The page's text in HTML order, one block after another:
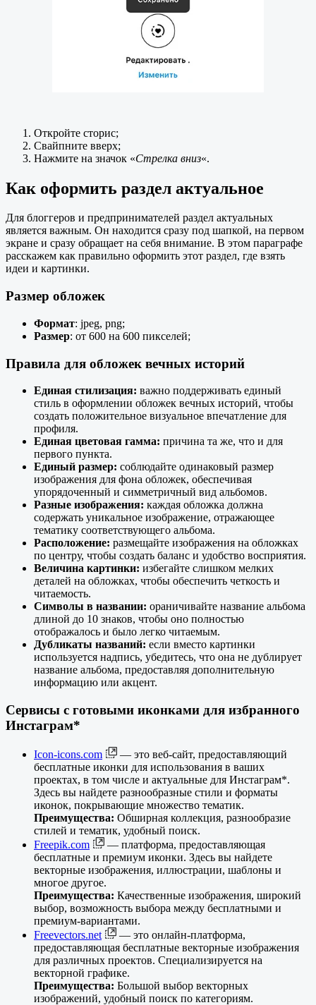
Откройте сторис;
Свайпните вверх;
Нажмите на значок «Стрелка вниз«.
Как оформить раздел актуальное
Для блоггеров и предпринимателей раздел актуальных
является важным. Он находится сразу под шапкой, на первом
экране и сразу обращает на себя внимание. В этом параграфе
расскажем как правильно оформить этот раздел, где взять
идеи и картинки.
Размер обложек
Формат: jpeg, png;
Размер: от 600 на 600 пикселей;
Правила для обложек вечных историй
Единая стилизация: важно поддерживать единый
стиль в оформлении обложек вечных историй, чтобы
создать положительное визуальное впечатление для
профиля.
Единая цветовая гамма: причина та же, что и для
первого пункта.
Единый размер: соблюдайте одинаковый размер
изображения для фона обложек, обеспечивая
упорядоченный и симметричный вид альбомов.
Разные изображения: каждая обложка должна
содержать уникальное изображение, отражающее
тематику соответствующего альбома.
Расположение: размещайте изображения на обложках
по центру, чтобы создать баланс и удобство восприятия.
Величина картинки: избегайте слишком мелких
деталей на обложках, чтобы обеспечить четкость и
читаемость.
Символы в названии: ораничивайте название альбома
длиной до 10 знаков, чтобы оно полностью
отображалось и было легко читаемым.
Дубликаты названий: если вместо картинки
используется надпись, убедитесь, что она не дублирует
название альбома, предоставляя дополнительную
информацию или акцент.
Сервисы с готовыми иконками для избранного
Инстаграм*
Icon-icons.com
— это веб-сайт, предоставляющий
бесплатные иконки для использования в ваших
проектах, в том числе и актуальные для Инстаграм*.
Здесь вы найдете разнообразные стили и форматы
иконок, покрывающие множество тематик.
Преимущества: Обширная коллекция, разнообразие
стилей и тематик, удобный поиск.
Freepik.com
— платформа, предоставляющая
бесплатные и премиум иконки. Здесь вы найдете
векторные изображения, иллюстрации, шаблоны и
многое другое.
Преимущества: Качественные изображения, широкий
выбор, возможность выбора между бесплатными и
премиум-вариантами.
Freevectors.net
— это онлайн-платформа,
предоставляющая бесплатные векторные изображения
для различных проектов. Специализируется на
векторной графике.
Преимущества: Большой выбор векторных
изображений, удобный поиск по категориям.